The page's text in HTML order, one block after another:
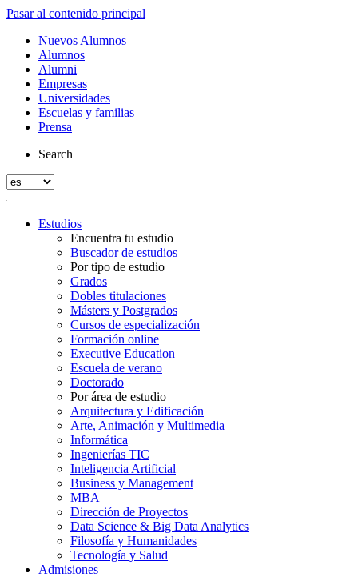
Pasar al contenido principal
Nuevos Alumnos
Alumnos
Alumni
Empresas
Universidades
Escuelas y familias
Prensa
Search
Estudios
Encuentra tu estudio
Buscador de estudios
Por tipo de estudio
Grados
Dobles titulaciones
Másters y Postgrados
Cursos de especialización
Formación online
Executive Education
Escuela de verano
Doctorado
Por área de estudio
Arquitectura y Edificación
Arte, Animación y Multimedia
Informática
Ingenierías TIC
Inteligencia Artificial
Business y Management
MBA
Dirección de Proyectos
Data Science & Big Data Analytics
Filosofía y Humanidades
Tecnología y Salud
Admisiones